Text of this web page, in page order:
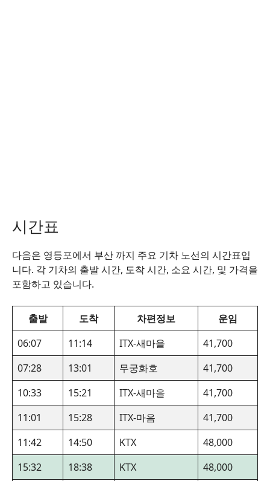
시간표
다음은 영등포에서 부산 까지 주요 기차 노선의 시간표입
니다. 각 기차의 출발 시간, 도착 시간, 소요 시간, 및 가격을
포함하고 있습니다.
출발 도착 차편정보
운임
06:07
11:14 ITX-새마을
41,700
07:28
13:01 무궁화호
41,700
10:33
15:21 ITX-새마을
41,700
11:01
15:28 ITX-마음
41,700
11:42
14:50 KTX
48,000
15:32
18:38 KTX
48,000